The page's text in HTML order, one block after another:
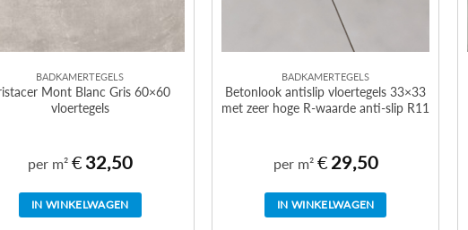
BADKAMERTEGELS
Mont Blanc Gris 60×60
vloertegels
per m² € 32,50
IN WINKELWAGEN
BADKAMERTEGELS
Betonlook antislip vloertegels 33×33
met zeer hoge R-waarde anti-slip R11
per m² € 29,50
IN WINKELWAGEN